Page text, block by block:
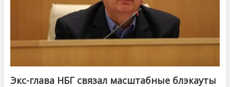
Экс-глава НБГ связал масштабные блэкауты